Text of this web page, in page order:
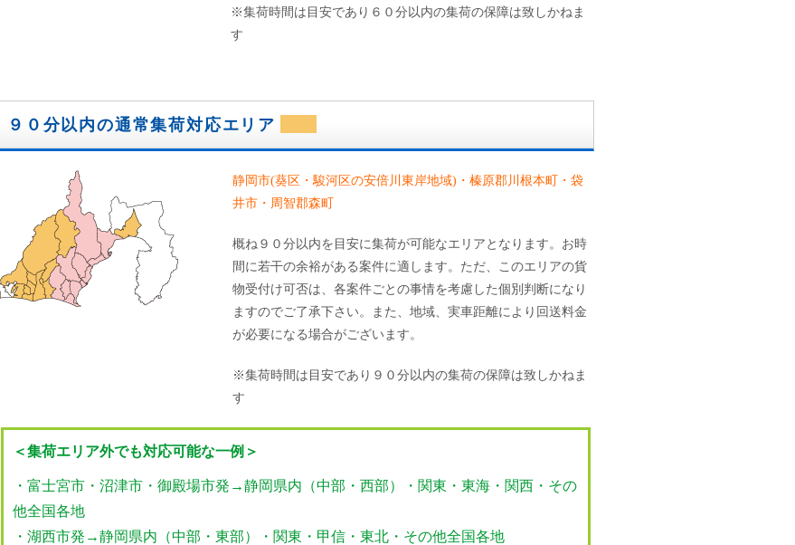
※集荷時間は目安であり６０分以内の集荷の保障は致しかねま
す
９０分以内の通常集荷対応エリア
静岡市(葵区・駿河区の安倍川東岸地域)・榛原郡川根本町・袋
井市・周智郡森町
概ね９０分以内を目安に集荷が可能なエリアとなります。お時
間に若干の余裕がある案件に適します。ただ、このエリアの貨
物受付け可否は、各案件ごとの事情を考慮した個別判断になり
ますのでご了承下さい。また、地域、実車距離により回送料金
が必要になる場合がございます。
※集荷時間は目安であり９０分以内の集荷の保障は致しかねま
す
＜集荷エリア外でも対応可能な一例＞
・富士宮市・沼津市・御殿場市発→静岡県内（中部・西部）・関東・東海・関西・その
他全国各地
・湖西市発→静岡県内（中部・東部）・関東・甲信・東北・その他全国各地